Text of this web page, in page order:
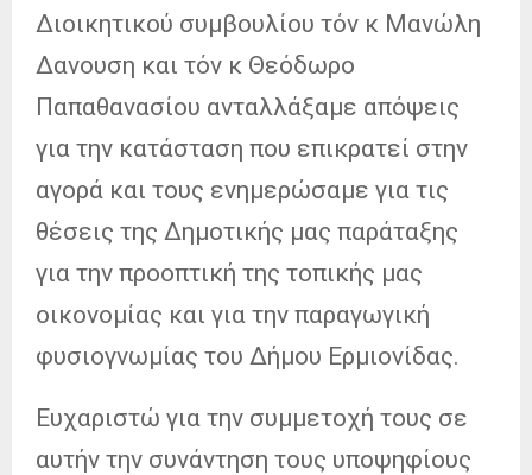
Διοικητικού συμβουλίου τόν κ Μανώλη
Δανουση και τόν κ Θεόδωρο
Παπαθανασίου ανταλλάξαμε απόψεις
για την κατάσταση που επικρατεί στην
αγορά και τους ενημερώσαμε για τις
θέσεις της Δημοτικής μας παράταξης
για την προοπτική της τοπικής μας
οικονομίας και για την παραγωγική
φυσιογνωμίας του Δήμου Ερμιονίδας.
Ευχαριστώ για την συμμετοχή τους σε
αυτήν την συνάντηση τους υποψηφίους